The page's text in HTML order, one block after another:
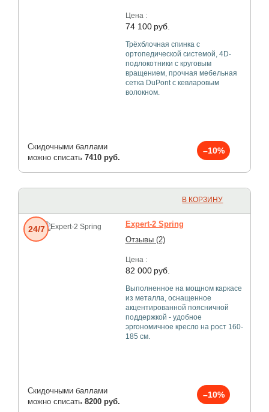
Цена :
74 100 руб.
Трёхблочная спинка с
ортопедической системой, 4D-
подлокотники с круговым
вращением, прочная мебельная
сетка DuPont с кевларовым
волокном.
Скидочными баллами
можно списать 7410 руб.
–10%
В КОРЗИНУ
Expert-2 Spring
Отзывы (2)
Цена :
82 000 руб.
Выполненное на мощном каркасе
из металла, оснащенное
акцентированной поясничной
поддержкой - удобное
эргономичное кресло на рост 160-
185 см.
Скидочными баллами
можно списать 8200 руб.
–10%
24/7